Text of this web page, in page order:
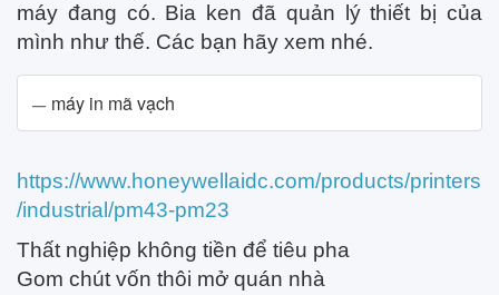
máy đang có. Bia ken đã quản lý thiết bị của
mình như thế. Các bạn hãy xem nhé.
máy in mã vạch
https://www.honeywellaidc.com/products/printers
/industrial/pm43-pm23
Thất nghiệp không tiền để tiêu pha
Gom chút vốn thôi mở quán nhà